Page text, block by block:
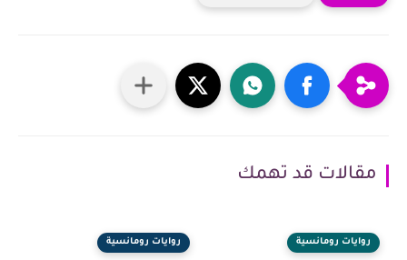
مقالات قد تهمك
روايات رومانسية روايات رومانسية